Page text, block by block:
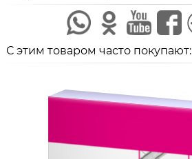
С этим товаром часто покупают: